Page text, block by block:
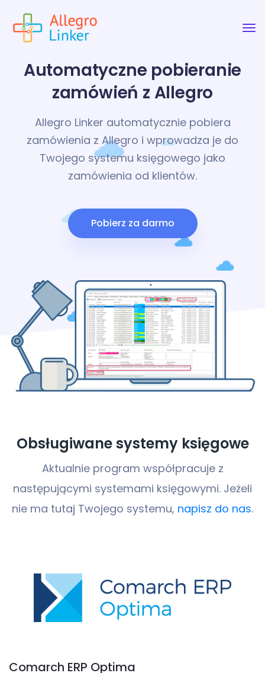
Automatyczne pobieranie
zamówień z Allegro
Allegro Linker automatycznie pobiera
zamówienia z Allegro i wprowadza je do
Twojego systemu księgowego jako
zamówienia od klientów.
Pobierz za darmo
Obsługiwane systemy księgowe
Aktualnie program współpracuje z
następującymi systemami księgowymi. Jeżeli
nie ma tutaj Twojego systemu, napisz do nas.
Comarch ERP Optima